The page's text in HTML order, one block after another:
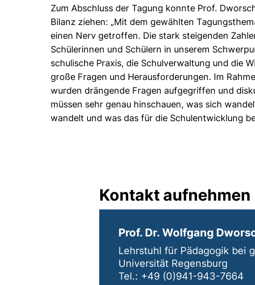
Zum Abschluss der Tagung konnte Prof.
Bilanz ziehen: „Mit dem gewählten
einen Nerv getroffen. Die stark steigenden
Schülerinnen und Schülern in unserem
schulische Praxis, die Schulverwaltung und die
große Fragen und Herausforderungen. Im
wurden drängende Fragen aufgegriffen und
müssen sehr genau hinschauen, was sich
wandelt und was das für die Schulentwicklung
Kontakt aufnehmen
Prof. Dr. Wolfgang
Lehrstuhl für Pädagogik bei
Universität Regensburg
Tel.: +49 (0)941-943-7664